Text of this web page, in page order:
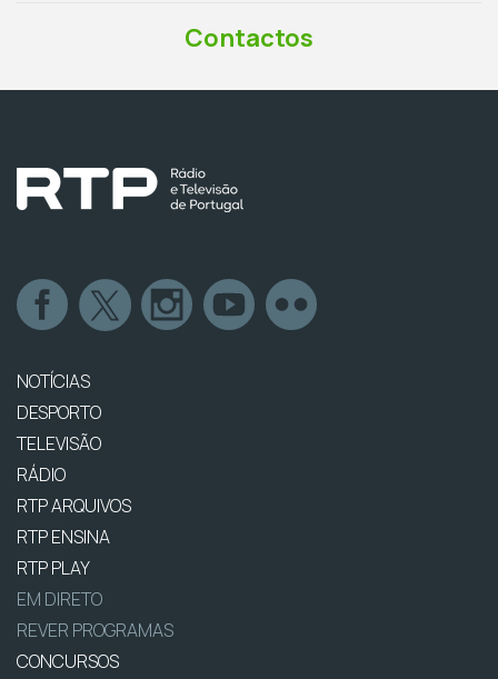
Contactos
NOTÍCIAS
DESPORTO
TELEVISÃO
RÁDIO
RTP ARQUIVOS
RTP ENSINA
RTP PLAY
EM DIRETO
REVER PROGRAMAS
CONCURSOS